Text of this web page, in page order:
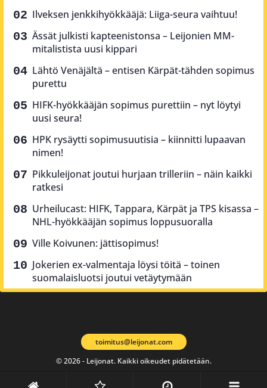
Ilveksen jenkkihyökkääjä: Liiga-seura vaihtuu!
Ässät julkisti kapteenistonsa – Leijonien MM-
mitalistista uusi kippari
Lähtö Venäjältä – entisen Kärpät-tähden sopimus
purettu
HIFK-hyökkääjän sopimus purettiin – nyt löytyi
uusi seura!
HPK rysäytti sopimusuutisia – kiinnitti lupaavan
nimen!
Pikkuleijonat joutui hurjaan trilleriin – näin kaikki
ratkesi
Urheilucast: HIFK, Tappara, Kärpät ja TPS kisassa –
NHL-hyökkääjän sopimus loppusuoralla
Ville Koivunen: jättisopimus!
Jokerien ex-valmentaja löysi töitä – toinen
suomalaisluotsi joutui vetäytymään
© 2026 - Leijonat. Kaikki oikeudet pidätetään.
toimitus@leijonat.com